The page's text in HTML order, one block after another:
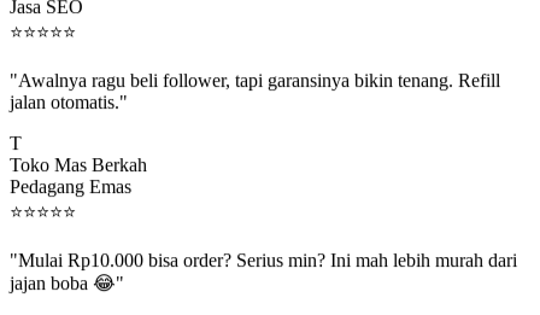
⭐⭐⭐⭐⭐
jalan otomatis."
Toko Mas Berkah
Pedagang Emas
⭐⭐⭐⭐⭐
jajan boba 😂"